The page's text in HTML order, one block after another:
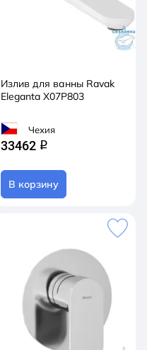
Излив для ванны Ravak
Eleganta X07P803
Чехия
33462 q
В корзину